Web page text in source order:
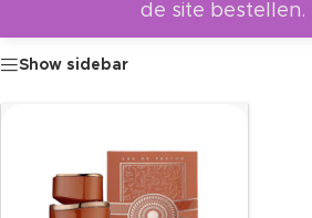
de site bestellen.
Show sidebar